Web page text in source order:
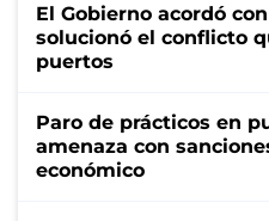
El Gobierno acordó
solucionó el conflicto
puertos
Paro de prácticos en
amenaza con
económico